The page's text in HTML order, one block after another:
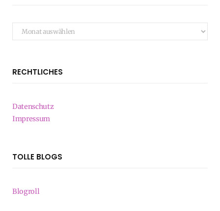
Archiv
RECHTLICHES
Datenschutz
Impressum
TOLLE BLOGS
Blogroll